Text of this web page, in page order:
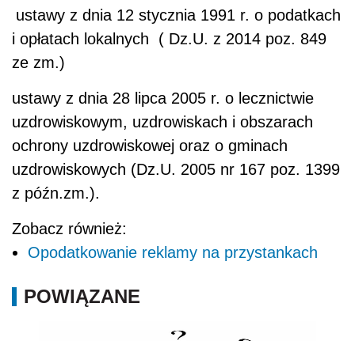
ustawy z dnia 12 stycznia 1991 r. o podatkach
i opłatach lokalnych ( Dz.U. z 2014 poz. 849
ze zm.)
ustawy z dnia 28 lipca 2005 r. o lecznictwie
uzdrowiskowym, uzdrowiskach i obszarach
ochrony uzdrowiskowej oraz o gminach
uzdrowiskowych (Dz.U. 2005 nr 167 poz. 1399
z późn.zm.).
Zobacz również:
Opodatkowanie reklamy na przystankach
POWIĄZANE